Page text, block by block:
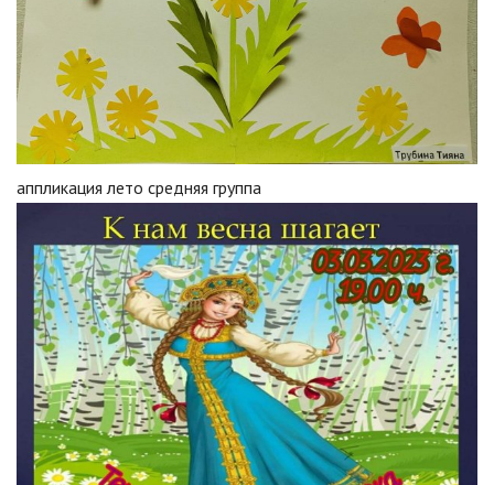
аппликация лето средняя группа